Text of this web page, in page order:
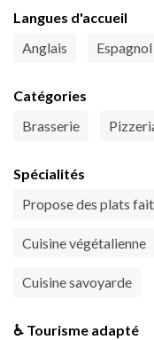
Langues d'accueil
Anglais
Espagnol
Catégories
Brasserie
Spécialités
Propose des plats
Cuisine végétalienne
Cuisine savoyarde
♿ Tourisme adapté